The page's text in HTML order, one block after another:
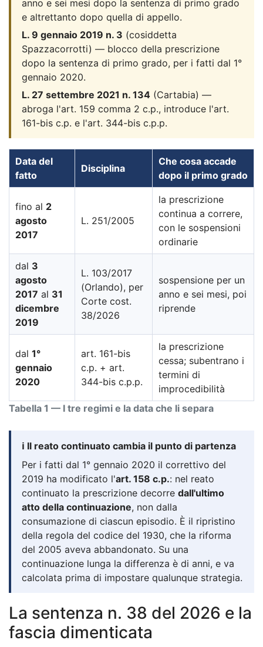
anno e sei mesi dopo la sentenza di primo grado
e altrettanto dopo quella di appello.
L. 9 gennaio 2019 n. 3 (cosiddetta
Spazzacorrotti) — blocco della prescrizione
dopo la sentenza di primo grado, per i fatti dal 1°
gennaio 2020.
L. 27 settembre 2021 n. 134 (Cartabia) —
abroga l'art. 159 comma 2 c.p., introduce l'art.
161-bis c.p. e l'art. 344-bis c.p.p.
Tabella 1 — I tre regimi e la data che li separa
Data del
fatto
Disciplina
Che cosa accade
dopo il primo grado
fino al 2
agosto
2017
L. 251/2005
la prescrizione
continua a correre,
con le sospensioni
ordinarie
dal 3
agosto
2017 al 31
dicembre
2019
L. 103/2017
(Orlando), per
Corte cost.
38/2026
sospensione per un
anno e sei mesi, poi
riprende
dal 1°
gennaio
2020
art. 161-bis
c.p. + art.
344-bis c.p.p.
la prescrizione
cessa; subentrano i
termini di
improcedibilità
ℹ️ Il reato continuato cambia il punto di partenza
Per i fatti dal 1° gennaio 2020 il correttivo del
2019 ha modificato l'art. 158 c.p.: nel reato
continuato la prescrizione decorre dall'ultimo
atto della continuazione, non dalla
consumazione di ciascun episodio. È il ripristino
della regola del codice del 1930, che la riforma
del 2005 aveva abbandonato. Su una
continuazione lunga la differenza è di anni, e va
calcolata prima di impostare qualunque strategia.
La sentenza n. 38 del 2026 e la
fascia dimenticata